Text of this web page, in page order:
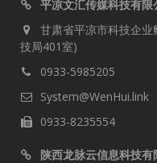
平凉文汇传媒科技有限
甘肃省平凉市科技企
技局401室)
0933-5985205
System@WenHui.link
0933-8235554
陕西龙脉云信息科技有